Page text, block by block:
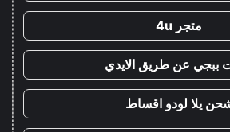
متجر 4u
ببجي عن طريق الايدي
يلا لودو اقساط